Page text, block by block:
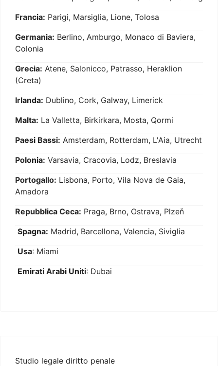
Francia: Parigi, Marsiglia, Lione, Tolosa
Germania: Berlino, Amburgo, Monaco di Baviera,
Colonia
Grecia: Atene, Salonicco, Patrasso, Heraklion
(Creta)
Irlanda: Dublino, Cork, Galway, Limerick
Malta: La Valletta, Birkirkara, Mosta, Qormi
Paesi Bassi: Amsterdam, Rotterdam, L'Aia, Utrecht
Polonia: Varsavia, Cracovia, Lodz, Breslavia
Portogallo: Lisbona, Porto, Vila Nova de Gaia,
Amadora
Repubblica Ceca: Praga, Brno, Ostrava, Plzeň
Spagna: Madrid, Barcellona, Valencia, Siviglia
Usa: Miami
Emirati Arabi Uniti: Dubai
Studio legale diritto penale